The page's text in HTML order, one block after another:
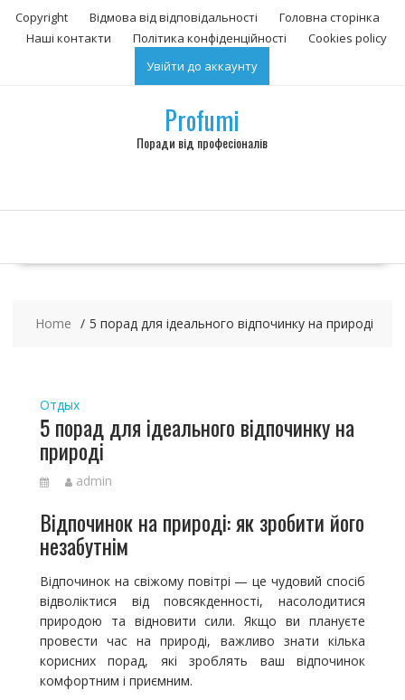
e
Copyright Відмова від відповідальності
Головна сторінка
Наші контакти
Політика конфіденційності
Сookies policy
Увійти до аккаунту
Profumi
Поради від професіоналів
Home 5 порад для ідеального відпочинку на природі
Отдых
5 порад для ідеального відпочинку на
природі
admin
Відпочинок на природі: як зробити його
незабутнім
Відпочинок на свіжому повітрі — це чудовий спосіб
відволіктися від повсякденності, насолодитися
природою та відновити сили. Якщо ви плануєте
провести час на природі, важливо знати кілька
корисних порад, які зроблять ваш відпочинок
комфортним і приємним.